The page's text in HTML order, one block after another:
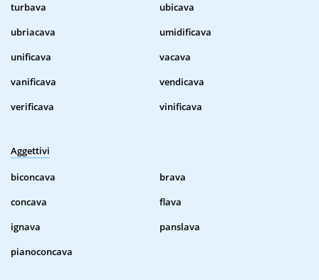
turbava
ubicava
ubriacava
umidificava
unificava
vacava
vanificava
vendicava
verificava
vinificava
Aggettivi
biconcava
brava
concava
flava
ignava
panslava
pianoconcava